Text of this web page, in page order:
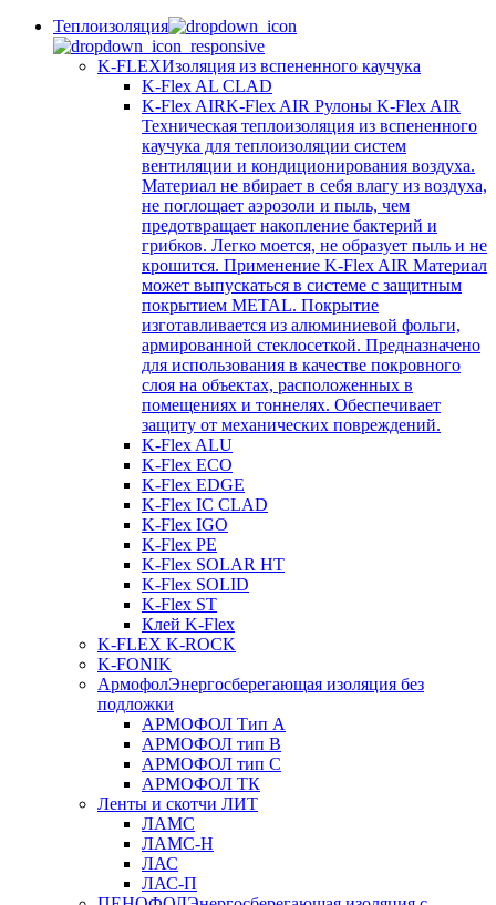
Теплоизоляция
K-FLEXИзоляция из вспененного каучука
K-Flex AL CLAD
K-Flex AIRK-Flex AIR Рулоны K-Flex AIR
Техническая теплоизоляция из вспененного
каучука для теплоизоляции систем
вентиляции и кондиционирования воздуха.
Материал не вбирает в себя влагу из воздуха,
не поглощает аэрозоли и пыль, чем
предотвращает накопление бактерий и
грибков. Легко моется, не образует пыль и не
крошится. Применение K-Flex AIR Материал
может выпускаться в системе c защитным
покрытием METAL. Покрытие
изготавливается из алюминиевой фольги,
армированной стеклосеткой. Предназначено
для использования в качестве покровного
слоя на объектах, расположенных в
помещениях и тоннелях. Обеспечивает
защиту от механических повреждений.
K-Flex ALU
K-Flex ECO
K-Flex EDGE
K-Flex IC CLAD
K-Flex IGO
K-Flex PE
K-Flex SOLAR HT
K-Flex SOLID
K-Flex ST
Клей K-Flex
K-FLEX K-ROCK
K-FONIK
АрмофолЭнергосберегающая изоляция без
подложки
АРМОФОЛ Тип А
АРМОФОЛ тип В
АРМОФОЛ тип C
АРМОФОЛ ТК
Ленты и скотчи ЛИТ
ЛАМС
ЛАМС-Н
ЛАС
ЛАС-П